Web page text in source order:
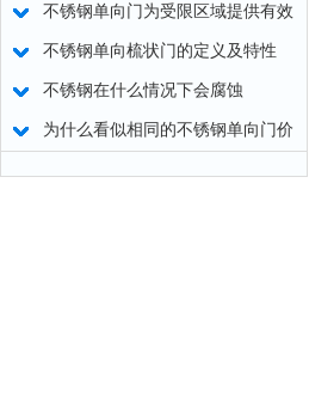
出口安全又实用
不锈钢单向门为受限区域提供有效
安全保护
不锈钢单向梳状门的定义及特性
不锈钢在什么情况下会腐蚀
为什么看似相同的不锈钢单向门价